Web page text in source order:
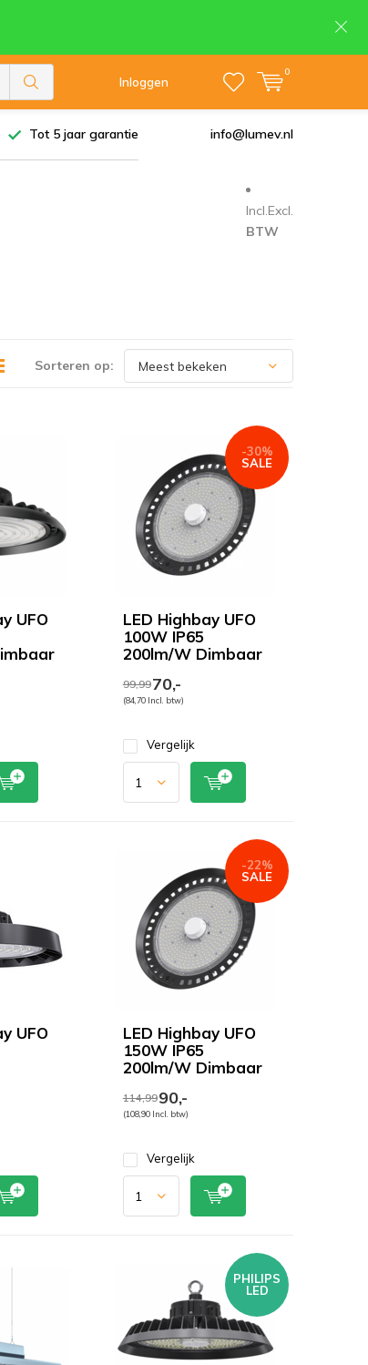
Inloggen
0
Tot 5 jaar garantie info@lumev.nl
Incl. Excl.
BTW
Sorteren op:
UFO
LED Highbay UFO
100W IP65
200lm/W Dimbaar
-30%
SALE
99,9970,-
(84,70 Incl. btw)
Vergelijk
UFO
LED Highbay UFO
150W IP65
200lm/W Dimbaar
-22%
SALE
114,9990,-
(108,90 Incl. btw)
Vergelijk
PHILIPS
LED